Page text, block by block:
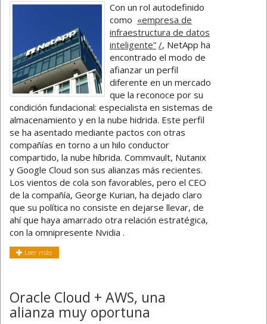
Con un rol autodefinido
como «empresa de
infraestructura de datos
inteligente” /, NetApp ha
encontrado el modo de
afianzar un perfil
diferente en un mercado
que la reconoce por su
condición fundacional: especialista en sistemas de
almacenamiento y en la nube hidrida. Este perfil
se ha asentado mediante pactos con otras
compañías en torno a un hilo conductor
compartido, la nube híbrida. Commvault, Nutanix
y Google Cloud son sus alianzas más recientes.
Los vientos de cola son favorables, pero el CEO
de la compañía, George Kurian, ha dejado claro
que su política no consiste en dejarse llevar, de
ahí que haya amarrado otra relación estratégica,
con la omnipresente Nvidia .
Leer más
Oracle Cloud + AWS, una
alianza muy oportuna